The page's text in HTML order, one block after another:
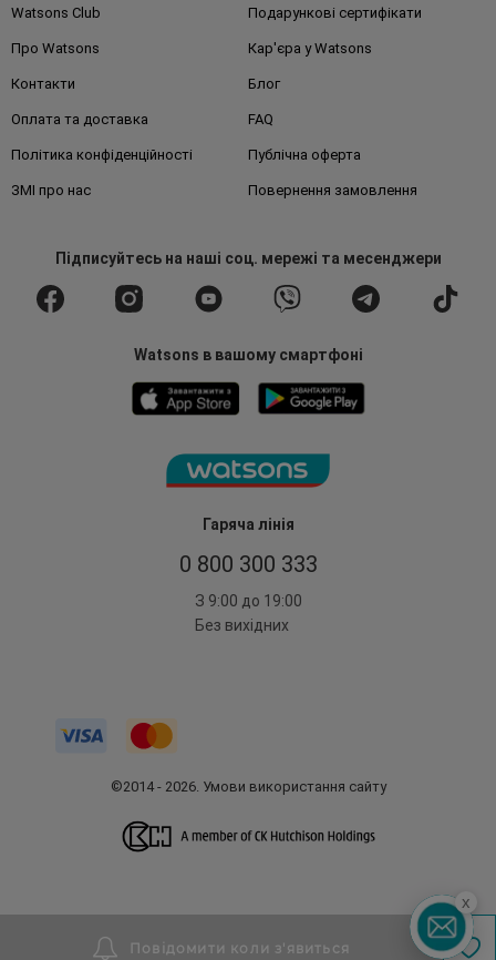
Гаряча лінія
0 800 300 333
З 9:00 до 19:00
Без вихідних
Watsons Club Подарункові сертифікати
Про Watsons Кар'єра у Watsons
Контакти Блог
Оплата та доставка FAQ
Політика конфіденційності Публічна оферта
ЗМІ про нас Повернення замовлення
Підписуйтесьна наші соц. мережі та месенджери
Watsons в вашому смартфоні
©2014 - 2026. Умови використання сайту
x